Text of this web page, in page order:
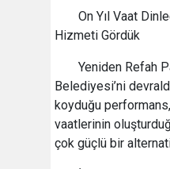
On Yıl Vaat
Hizmeti Gördük
​Yeniden Refah
Belediyesi’ni
koyduğu
vaatlerinin
çok güçlü bir